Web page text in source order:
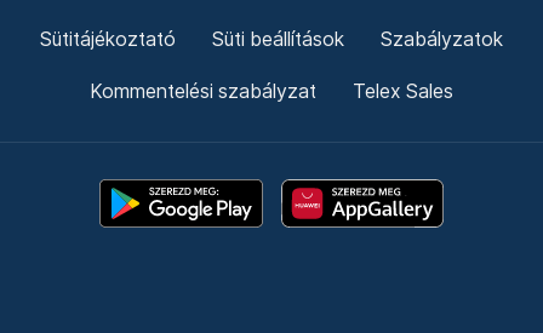
Sütitájékoztató Süti beállítások Szabályzatok
Kommentelési szabályzat Telex Sales